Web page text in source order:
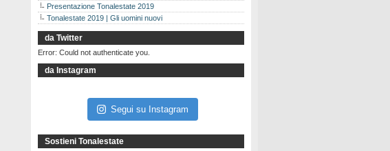
Presentazione Tonalestate 2019
Tonalestate 2019 | Gli uomini nuovi
da Twitter
Error: Could not authenticate you.
da Instagram
Segui su Instagram
Sostieni Tonalestate